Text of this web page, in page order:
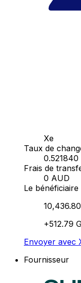
Xe
Taux de
0.521840
Frais de
0 AUD
Le
+512.79
Envoyer avec
Fournisseur